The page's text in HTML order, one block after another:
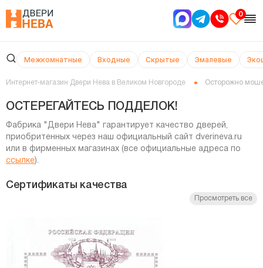
0
Межкомнатные Входные Скрытые Эмалевые
Интернет-магазин Двери Нева в Великом Новгороде Осторожно
ОСТЕРЕГАЙТЕСЬ ПОДДЕЛОК!
Фабрика "Двери Нева" гарантирует качество дверей,
приобритенных через наш официальный сайт dverineva.ru
или в фирменных магазинах (все официальные адреса по
ссылке).
Сертификаты качества
Просмотреть все